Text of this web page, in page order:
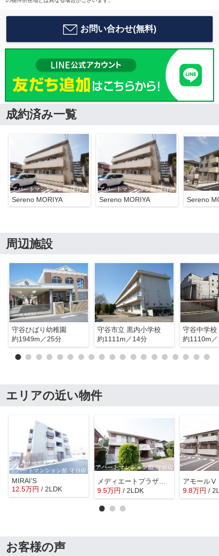
お問い合わせ(無料)
成約済み一覧
Sereno MORIYA Sereno MORIYA Sereno
周辺施設
守谷ひばり幼稚園
約1949m／25分
守谷市立 黒内小学校
約1111m／14分
守谷中学校
約1110m
エリアの近い物件
MIRAI’S
12.5万円 / 2LDK
メディエートプラザ守谷百合ヶ丘
9.5万円 / 2LDK
アモールⅤ
9.8万円 /
お客様の声